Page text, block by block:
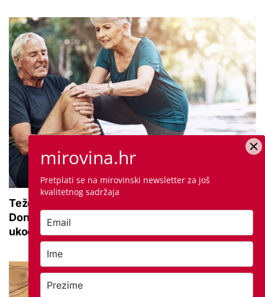
Teže se krećete zbog bolnih zglobova?
Donosimo savjete za lakši pokret i ublažavanje
ukočenosti
mirovina.hr
Pretplati se na mirovinski newsletter za još
kvalitetnog sadržaja